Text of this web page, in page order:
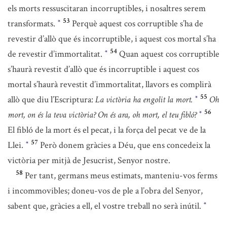
els morts ressuscitaran incorruptibles, i nosaltres serem
transformats. * 53 Perquè aquest cos corruptible s’ha de
revestir d’allò que és incorruptible, i aquest cos mortal s’ha
de revestir d’immortalitat. * 54 Quan aquest cos corruptible
s’haurà revestit d’allò que és incorruptible i aquest cos
mortal s’haurà revestit d’immortalitat, llavors es complirà
allò que diu l’Escriptura: La victòria ha engolit la mort. * 55 Oh
mort, on és la teva victòria? On és ara, oh mort, el teu fibló? * 56
El fibló de la mort és el pecat, i la força del pecat ve de la
Llei. * 57 Però donem gràcies a Déu, que ens concedeix la
victòria per mitjà de Jesucrist, Senyor nostre.
58 Per tant, germans meus estimats, manteniu-vos ferms
i incommovibles; doneu-vos de ple a l’obra del Senyor,
sabent que, gràcies a ell, el vostre treball no serà inútil. *